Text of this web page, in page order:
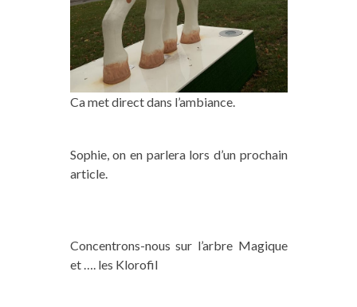
Ca met direct dans l’ambiance.
Sophie, on en parlera lors d’un prochain
article.
Concentrons-nous sur l’arbre Magique
et …. les Klorofil